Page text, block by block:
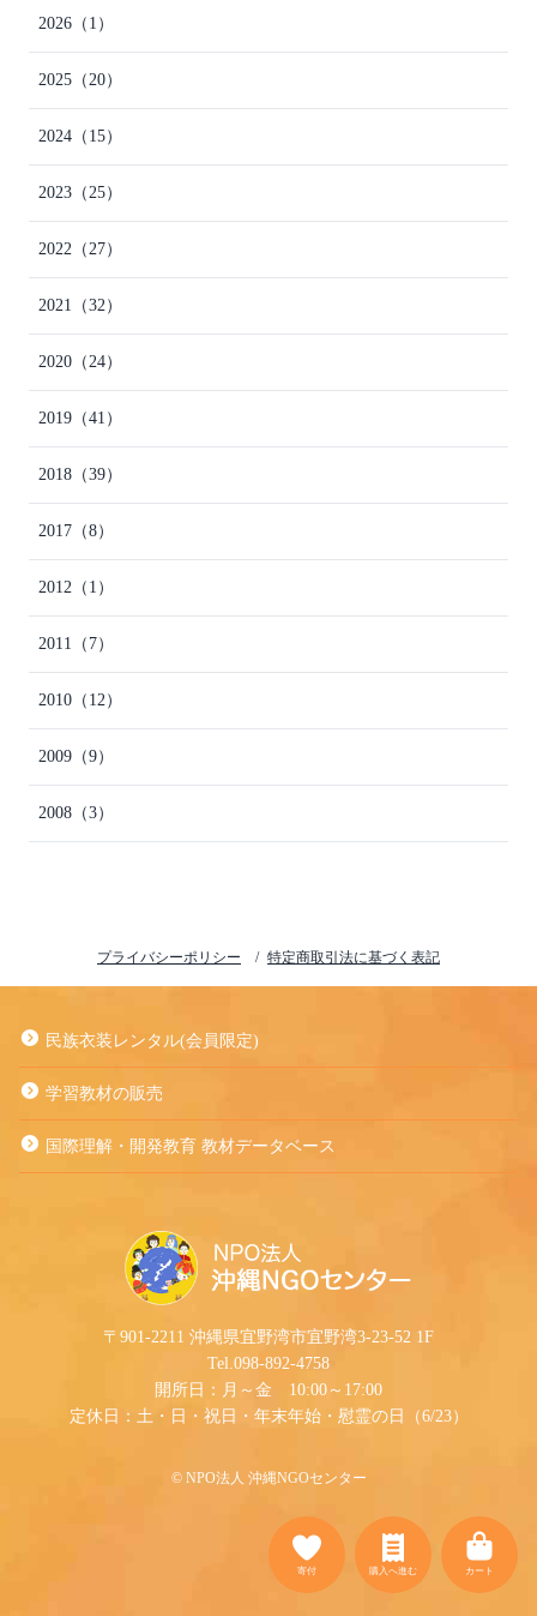
2026 （1）
2025 （20）
2024 （15）
2023 （25）
2022 （27）
2021 （32）
2020 （24）
2019 （41）
2018 （39）
2017 （8）
2012 （1）
2011 （7）
2010 （12）
2009 （9）
2008 （3）
プライバシーポリシー 特定商取引法に基づく表記
民族衣装レンタル(会員限定)
学習教材の販売
国際理解・開発教育 教材データベース
〒901-2211 沖縄県宜野湾市宜野湾3-23-52 1F
Tel.098-892-4758
開所日：月～金 10:00～17:00
定休日：土・日・祝日・年末年始・慰霊の日（6/23）
©︎ NPO法人 沖縄NGOセンター
カート
購入へ進む
寄付